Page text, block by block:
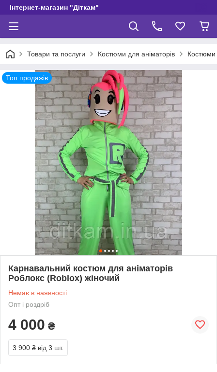
Інтернет-магазин "Діткам"
Товари та послуги Костюми для аніматорів Костюми
Топ продажів
Карнавальний костюм для аніматорів
Роблокс (Roblox) жіночий
Немає в наявності
Опт і роздріб
4 000 ₴
3 900 ₴ від 3 шт.